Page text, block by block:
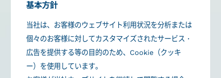
基本方針
当社は、お客様のウェブサイト利用状況を分析または
個々のお客様に対してカスタマイズされたサービス・
広告を提供する等の目的のため、Cookie（クッキ
ー）を使用しています。